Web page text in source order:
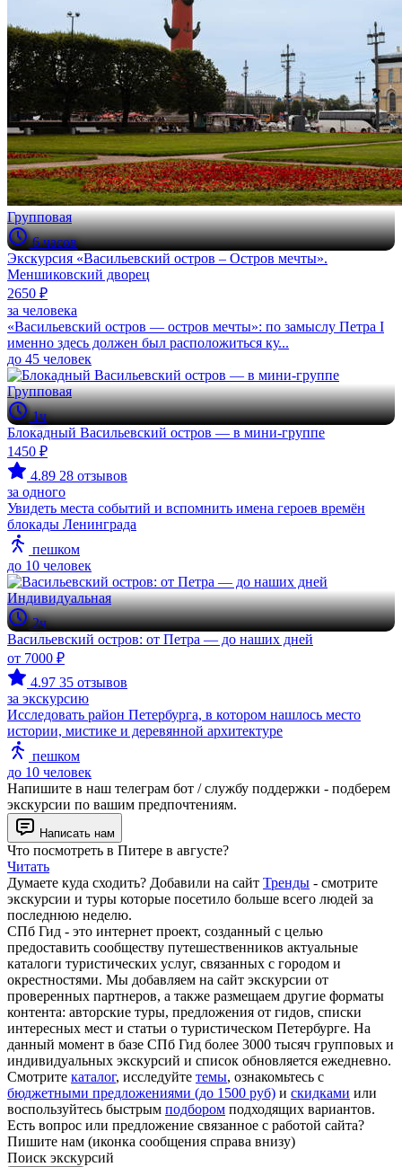
Групповая
6 часов
Экскурсия «Васильевский остров – Остров мечты».
Меншиковский дворец
2650 ₽
за человека
«Васильевский остров — остров мечты»: по замыслу Петра I
именно здесь должен был расположиться ку...
до 45 человек
Групповая
1ч
Блокадный Васильевский остров — в мини-группе
1450 ₽
4.89 28 отзывов
за одного
Увидеть места событий и вспомнить имена героев времён
блокады Ленинграда
пешком
до 10 человек
Индивидуальная
2ч
Васильевский остров: от Петра — до наших дней
от 7000 ₽
4.97 35 отзывов
за экскурсию
Исследовать район Петербурга, в котором нашлось место
истории, мистике и деревянной архитектуре
пешком
до 10 человек
Напишите в наш телеграм бот / службу поддержки - подберем
экскурсии по вашим предпочтениям.
Написать нам
Что посмотреть в Питере в августе?
Читать
Думаете куда сходить? Добавили на сайт Тренды - смотрите
экскурсии и туры которые посетило больше всего людей за
последнюю неделю.
СПб Гид - это интернет проект, созданный с целью
предоставить сообществу путешественников актуальные
каталоги туристических услуг, связанных с городом и
окрестностями. Мы добавляем на сайт экскурсии от
проверенных партнеров, а также размещаем другие форматы
контента: авторские туры, предложения от гидов, списки
интересных мест и статьи о туристическом Петербурге. На
данный момент в базе СПб Гид более 3000 тысяч групповых и
индивидуальных экскурсий и список обновляется ежедневно.
Смотрите каталог, исследуйте темы, ознакомьтесь с
бюджетными предложениями (до 1500 руб) и скидками или
воспользуйтесь быстрым подбором подходящих вариантов.
Есть вопрос или предложение связанное с работой сайта?
Пишите нам (иконка сообщения справа внизу)
Поиск экскурсий